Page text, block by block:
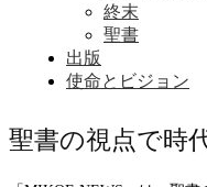
終末
聖書
出版
使命とビジョン
聖書の視点で時